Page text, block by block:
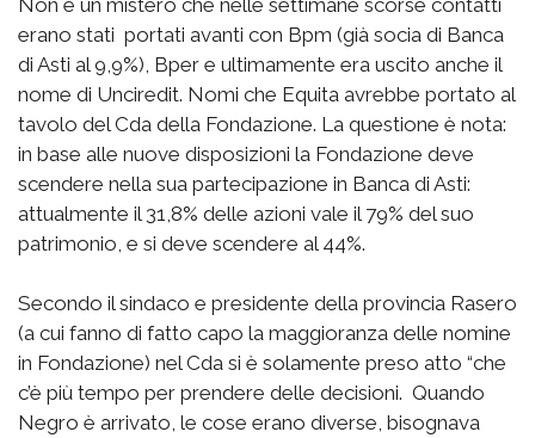
erano stati portati avanti con Bpm (già socia di Banca
di Asti al 9,9%), Bper e ultimamente era uscito anche il
nome di Unciredit. Nomi che Equita avrebbe portato al
tavolo del Cda della Fondazione. La questione è nota:
in base alle nuove disposizioni la Fondazione deve
scendere nella sua partecipazione in Banca di Asti:
attualmente il 31,8% delle azioni vale il 79% del suo
patrimonio, e si deve scendere al 44%.
Secondo il sindaco e presidente della provincia Rasero
(a cui fanno di fatto capo la maggioranza delle nomine
in Fondazione) nel Cda si è solamente preso atto “che
c’è più tempo per prendere delle decisioni. Quando
Negro è arrivato, le cose erano diverse, bisognava